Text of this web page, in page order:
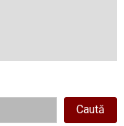
Caută